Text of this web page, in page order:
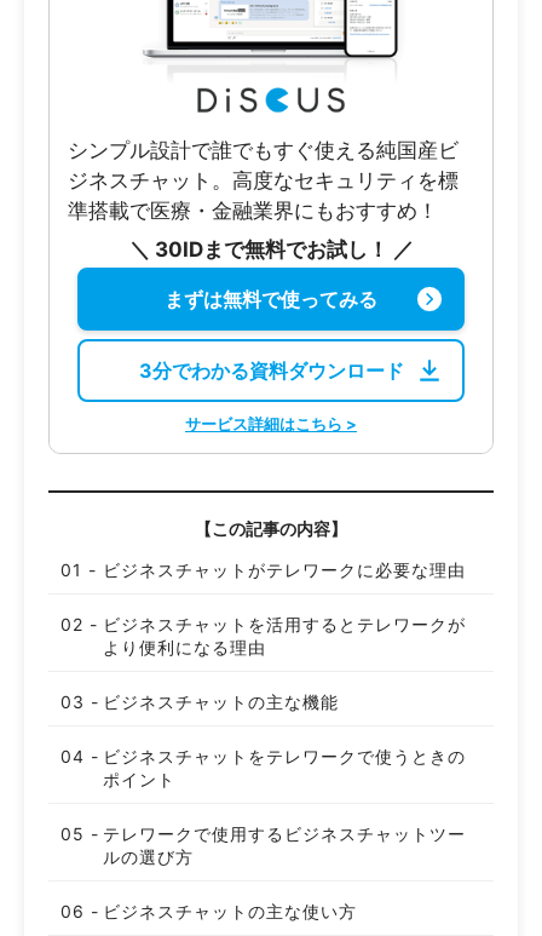
シンプル設計で誰でもすぐ使える純国産ビ
ジネスチャット。高度なセキュリティを標
準搭載で医療・金融業界にもおすすめ！
＼ 30IDまで無料でお試し！ ／
まずは無料で使ってみる
3分でわかる資料ダウンロード
サービス詳細はこちら >
【この記事の内容】
ビジネスチャットがテレワークに必要な理由
ビジネスチャットを活用するとテレワークが
より便利になる理由
ビジネスチャットの主な機能
ビジネスチャットをテレワークで使うときの
ポイント
テレワークで使用するビジネスチャットツー
ルの選び方
ビジネスチャットの主な使い方